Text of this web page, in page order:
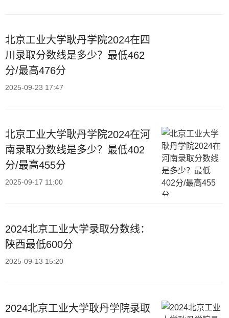
北京工业大学耿丹学院2024在四
川录取分数线是多少？最低462
分/最高476分
2025-09-23 17:47
北京工业大学耿丹学院2024在河
南录取分数线是多少？最低402
分/最高455分
2025-09-17 11:00
2024北京工业大学录取分数线：
陕西最低600分
2025-09-13 15:20
2024北京工业大学耿丹学院录取